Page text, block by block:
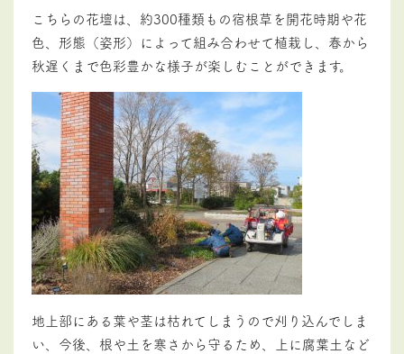
こちらの花壇は、 約300種類もの宿根草を開花時期や花
色、形態（姿形）によって組み合わせて植栽し、春から
秋遅くまで色彩豊かな様子が楽しむことができます。
地上部にある葉や茎は枯れてしまうので刈り込んでしま
い、今後、根や土を寒さから守るため、上に腐葉土など